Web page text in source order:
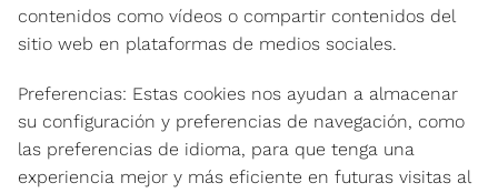
contenidos como vídeos o compartir contenidos del
sitio web en plataformas de medios sociales.
Preferencias: Estas cookies nos ayudan a almacenar
su configuración y preferencias de navegación, como
las preferencias de idioma, para que tenga una
experiencia mejor y más eficiente en futuras visitas al